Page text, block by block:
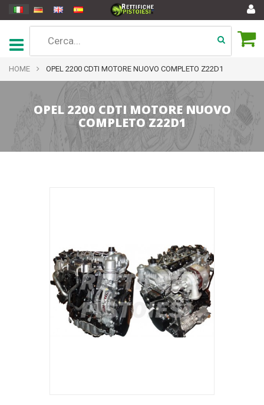
HOME OPEL 2200 CDTI MOTORE NUOVO COMPLETO Z22D1
OPEL 2200 CDTI MOTORE NUOVO
COMPLETO Z22D1